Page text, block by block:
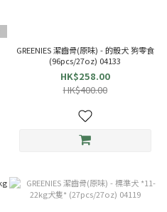
GREENIES 潔齒骨(原味) - 的骰犬 狗零食
(96pcs/27oz) 04133
HK$258.00
HK$400.00